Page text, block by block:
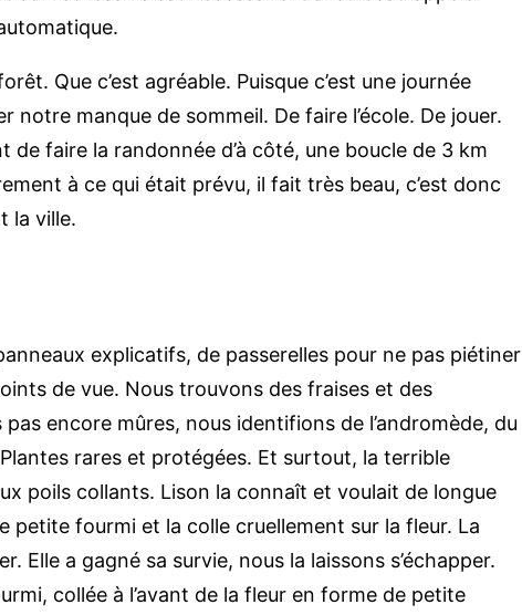
Que c’est agréable. Puisque c’est une journée
manque de sommeil. De faire l’école. De jouer.
faire la randonnée d’à côté, une boucle de 3 km
à ce qui était prévu, il fait très beau, c’est donc
la ville.
explicatifs, de passerelles pour ne pas piétiner
de vue. Nous trouvons des fraises et des
encore mûres, nous identifions de l’andromède, du
rares et protégées. Et surtout, la terrible
poils collants. Lison la connaît et voulait de longue
petite fourmi et la colle cruellement sur la fleur. La
Elle a gagné sa survie, nous la laissons s’échapper.
collée à l’avant de la fleur en forme de petite